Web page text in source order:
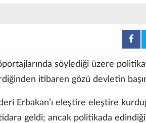
söylediği üzere
itibaren gözü devletin
Erbakan’ı eleştire eleştire
geldi; ancak politikada